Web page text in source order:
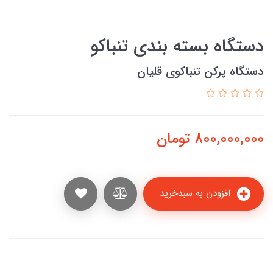
دستگاه بسته بندی تنباکو
دستگاه پرکن تنباکوی قلیان
800,000,000 تومان